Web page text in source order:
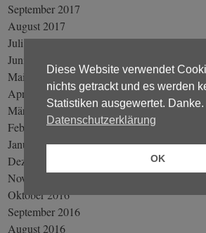
September 2017
August 2017
Juli 2017
Juni 2017
Mai 2017
April 2017
März 2017
Februar 2017
Januar 2017
Dezember 2016
November 2016
Oktober 2016
September 2016
August 2016
Diese Website verwendet
nichts getrackt und es werden
Statistiken ausgewertet. Danke.
Datenschutzerklärung
OK